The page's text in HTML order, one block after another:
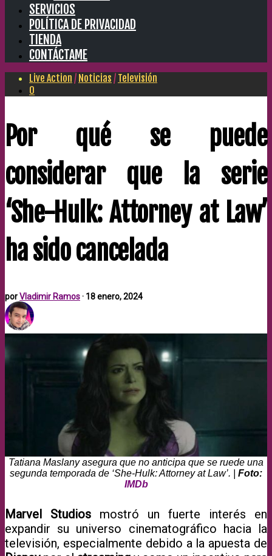
SERVICIOS
POLÍTICA DE PRIVACIDAD
TIENDA
CONTÁCTAME
Live Action / Noticias / Televisión
0
Por qué se puede
considerar que la serie
‘She-Hulk: Attorney at Law’
ha sido cancelada
porVladimir Ramos· 18 enero, 2024
Tatiana Maslany asegura que no anticipa que se ruede una
segunda temporada de ‘She-Hulk: Attorney at Law’. | Foto:
IMDb
Marvel Studios mostró un fuerte interés en
expandir su universo cinematográfico hacia la
televisión, especialmente debido a la apuesta de